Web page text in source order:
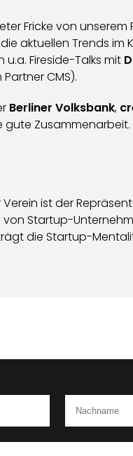
Fricke von
aktuellen Trends im
Fireside-Talks mit
CMS).
Berliner Volksbank,
gute Zusammenarbeit.
ist der
von Startup-
die Startup-